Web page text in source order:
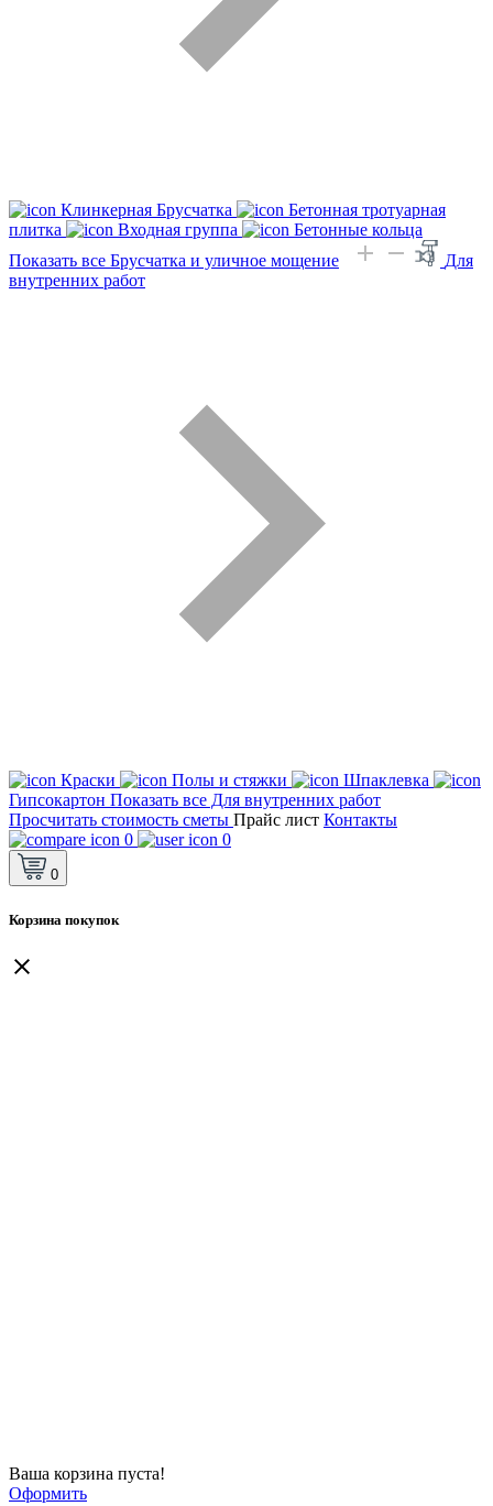
Клинкерная Брусчатка
Бетонная тротуарная
плитка
Входная группа
Бетонные кольца
Показать все Брусчатка и уличное мощение
Для
внутренних работ
Краски Полы и стяжки
Шпаклевка
Гипсокартон Показать все Для внутренних работ
Просчитать стоимость сметы Прайс лист Контакты
0
0
0
Корзина покупок
Ваша корзина пуста!
Оформить